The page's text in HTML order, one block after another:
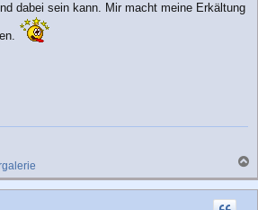
dabei sein kann. Mir macht meine Erkältung
a
c